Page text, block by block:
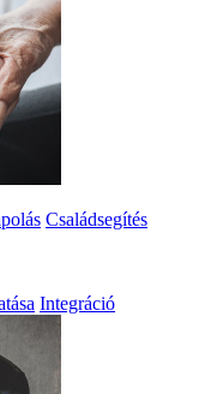
Családsegítés
Integráció